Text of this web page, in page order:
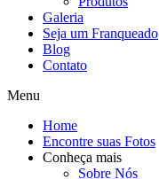
Galeria
Seja um Franqueado
Blog
Contato
Menu
Home
Encontre suas Fotos
Conheça mais
Sobre Nós